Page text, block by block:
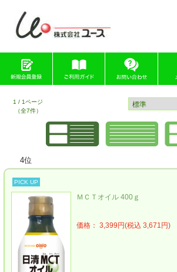
1 / 1ページ
（全7件）
4位
PICK UP
ＭＣＴオイル 400ｇ
価格： 3,399円(税込 3,671円)